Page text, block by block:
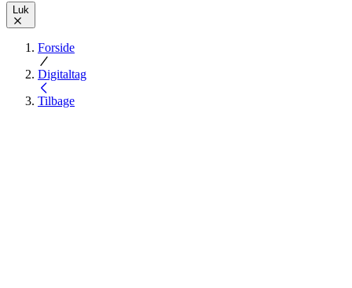
Luk
Forside
Digitaltag
Tilbage